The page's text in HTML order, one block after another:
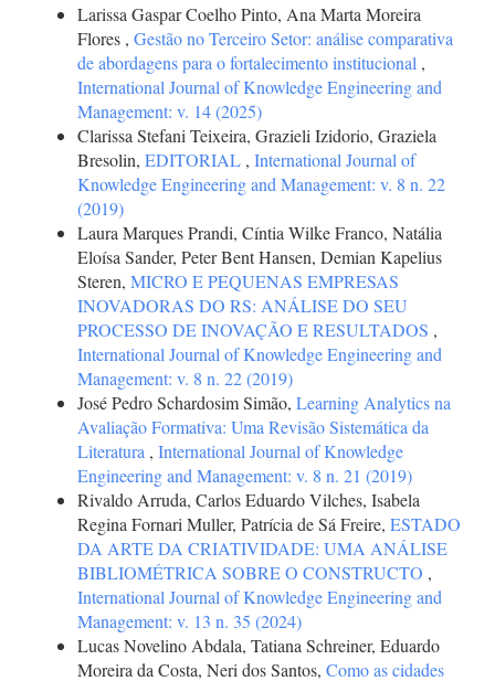
Larissa Gaspar Coelho Pinto, Ana Marta Moreira
Flores , Gestão no Terceiro Setor: análise comparativa
de abordagens para o fortalecimento institucional ,
International Journal of Knowledge Engineering and
Management: v. 14 (2025)
Clarissa Stefani Teixeira, Grazieli Izidorio, Graziela
Bresolin, EDITORIAL , International Journal of
Knowledge Engineering and Management: v. 8 n. 22
(2019)
Laura Marques Prandi, Cíntia Wilke Franco, Natália
Eloísa Sander, Peter Bent Hansen, Demian Kapelius
Steren, MICRO E PEQUENAS EMPRESAS
INOVADORAS DO RS: ANÁLISE DO SEU
PROCESSO DE INOVAÇÃO E RESULTADOS ,
International Journal of Knowledge Engineering and
Management: v. 8 n. 22 (2019)
José Pedro Schardosim Simão, Learning Analytics na
Avaliação Formativa: Uma Revisão Sistemática da
Literatura , International Journal of Knowledge
Engineering and Management: v. 8 n. 21 (2019)
Rivaldo Arruda, Carlos Eduardo Vilches, Isabela
Regina Fornari Muller, Patrícia de Sá Freire, ESTADO
DA ARTE DA CRIATIVIDADE: UMA ANÁLISE
BIBLIOMÉTRICA SOBRE O CONSTRUCTO ,
International Journal of Knowledge Engineering and
Management: v. 13 n. 35 (2024)
Lucas Novelino Abdala, Tatiana Schreiner, Eduardo
Moreira da Costa, Neri dos Santos, Como as cidades